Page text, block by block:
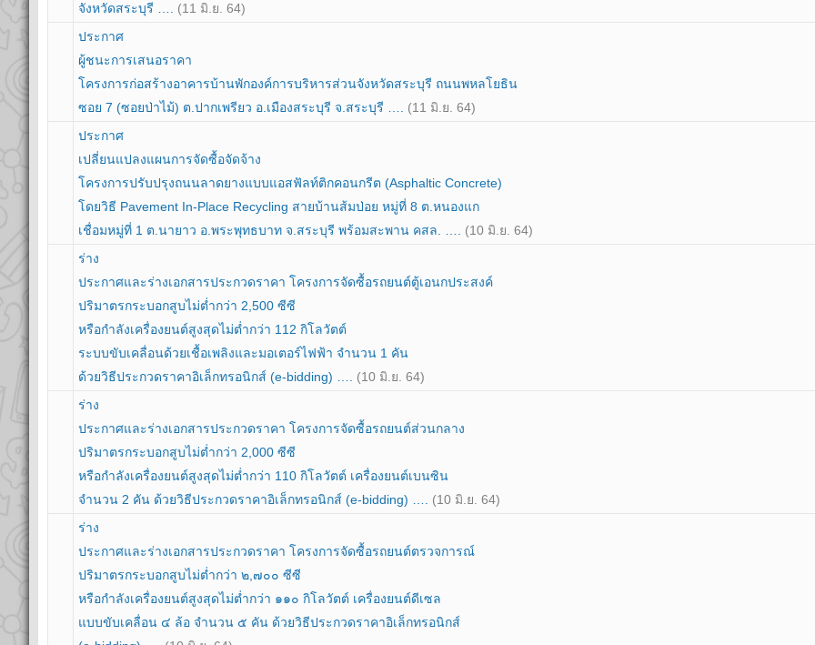
จังหวัดสระบุรี …. (11 มิ.ย. 64)
ประกาศ
ผู้ชนะการเสนอราคา
โครงการก่อสร้างอาคารบ้านพักองค์การบริหารส่วนจังหวัดสระบุรี ถนนพหลโยธิน
ซอย 7 (ซอยป่าไม้) ต.ปากเพรียว อ.เมืองสระบุรี จ.สระบุรี …. (11 มิ.ย. 64)
ประกาศ
เปลี่ยนแปลงแผนการจัดซื้อจัดจ้าง
โครงการปรับปรุงถนนลาดยางแบบแอสฟัลท์ติกคอนกรีต (Asphaltic Concrete)
โดยวิธี Pavement In-Place Recycling สายบ้านส้มป่อย หมู่ที่ 8 ต.หนองแก
เชื่อมหมู่ที่ 1 ต.นายาว อ.พระพุทธบาท จ.สระบุรี พร้อมสะพาน คสล. …. (10 มิ.ย. 64)
ร่าง
ประกาศและร่างเอกสารประกวดราคา โครงการจัดซื้อรถยนต์ตู้เอนกประสงค์
ปริมาตรกระบอกสูบไม่ต่ำกว่า 2,500 ซีซี
หรือกำลังเครื่องยนต์สูงสุดไม่ต่ำกว่า 112 กิโลวัตต์
ระบบขับเคลื่อนด้วยเชื้อเพลิงและมอเตอร์ไฟฟ้า จำนวน 1 คัน
ด้วยวิธีประกวดราคาอิเล็กทรอนิกส์ (e-bidding) …. (10 มิ.ย. 64)
ร่าง
ประกาศและร่างเอกสารประกวดราคา โครงการจัดซื้อรถยนต์ส่วนกลาง
ปริมาตรกระบอกสูบไม่ต่ำกว่า 2,000 ซีซี
หรือกำลังเครื่องยนต์สูงสุดไม่ต่ำกว่า 110 กิโลวัตต์ เครื่องยนต์เบนซิน
จำนวน 2 คัน ด้วยวิธีประกวดราคาอิเล็กทรอนิกส์ (e-bidding) …. (10 มิ.ย. 64)
ร่าง
ประกาศและร่างเอกสารประกวดราคา โครงการจัดซื้อรถยนต์ตรวจการณ์
ปริมาตรกระบอกสูบไม่ต่ำกว่า ๒,๗๐๐ ซีซี
หรือกำลังเครื่องยนต์สูงสุดไม่ต่ำกว่า ๑๑๐ กิโลวัตต์ เครื่องยนต์ดีเซล
แบบขับเคลื่อน ๔ ล้อ จำนวน ๕ คัน ด้วยวิธีประกวดราคาอิเล็กทรอนิกส์